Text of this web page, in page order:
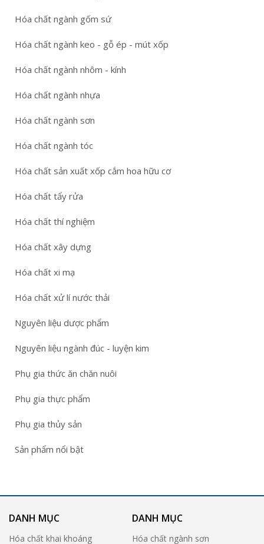
Hóa chất ngành gốm sứ
Hóa chất ngành keo - gỗ ép - mút xốp
Hóa chất ngành nhôm - kính
Hóa chất ngành nhựa
Hóa chất ngành sơn
Hóa chất ngành tóc
Hóa chất sản xuất xốp cắm hoa hữu cơ
Hóa chất tẩy rửa
Hóa chất thí nghiệm
Hóa chất xây dựng
Hóa chất xi mạ
Hóa chất xử lí nước thải
Nguyên liệu dược phẩm
Nguyên liệu ngành đúc - luyện kim
Phụ gia thức ăn chăn nuôi
Phụ gia thực phẩm
Phụ gia thủy sản
Sản phẩm nổi bật
DANH MỤC
Hóa chất khai khoáng
DANH MỤC
Hóa chất ngành sơn